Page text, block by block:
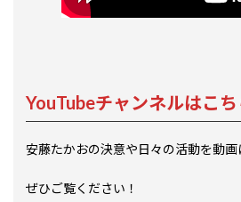
YouTubeチャンネルはこち
安藤たかおの決意や日々の活動を動画
ぜひご覧ください！